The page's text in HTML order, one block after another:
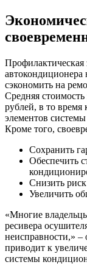
Профилактическая
автокондиционера
сэкономить на
Средняя
рублей, в то время
элементов
Кроме того,
Сохранить
Обеспечить
Снизить
Увеличить
«Многие
ресивера
неисправности,»
приводит к
системы